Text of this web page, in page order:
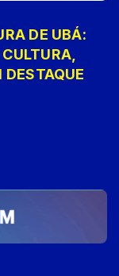
DE UBÁ:
DESTAQUE